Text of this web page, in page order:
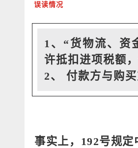
误读情况
1、“货物流、资
许抵扣进项税额
2、 付款方与购
事实上，192号规